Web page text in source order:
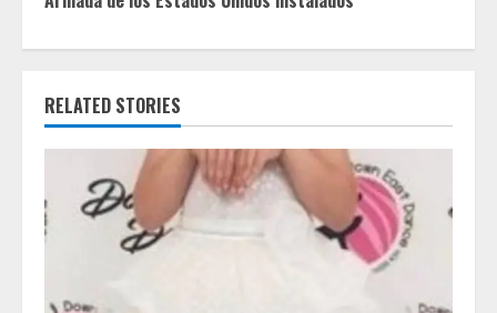
t
i
n
u
e
R
e
RELATED STORIES